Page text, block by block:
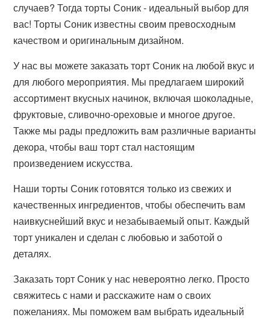
случаев? Тогда торты Соник - идеальный выбор для
вас! Торты Соник известны своим превосходным
качеством и оригинальным дизайном.
У нас вы можете заказать торт Соник на любой вкус и
для любого мероприятия. Мы предлагаем широкий
ассортимент вкусных начинок, включая шоколадные,
фруктовые, сливочно-ореховые и многое другое.
Также мы рады предложить вам различные варианты
декора, чтобы ваш торт стал настоящим
произведением искусства.
Наши торты Соник готовятся только из свежих и
качественных ингредиентов, чтобы обеспечить вам
наивкуснейший вкус и незабываемый опыт. Каждый
торт уникален и сделан с любовью и заботой о
деталях.
Заказать торт Соник у нас невероятно легко. Просто
свяжитесь с нами и расскажите нам о своих
пожеланиях. Мы поможем вам выбрать идеальный